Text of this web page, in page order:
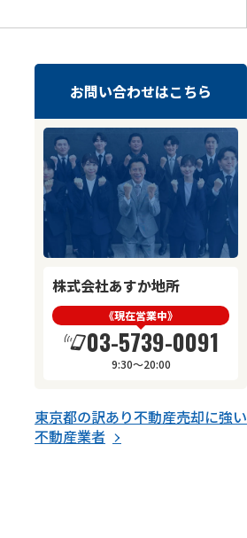
お問い合わせはこちら
株式会社あすか地所
《現在営業中》
03-5739-0091
9:30～20:00
東京都の訳あり不動産売却に強い
不動産業者